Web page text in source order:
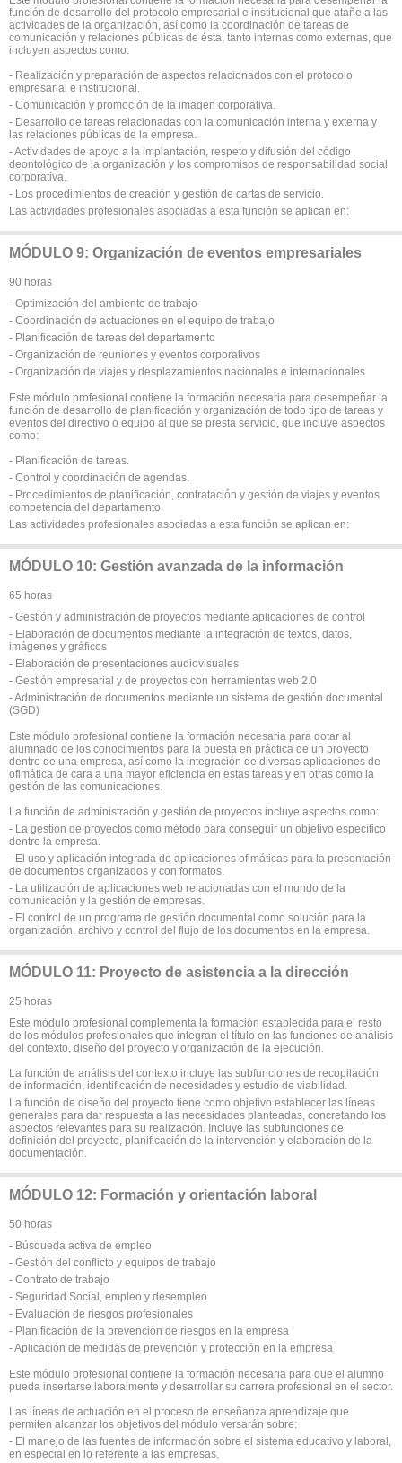
función de desarrollo del protocolo empresarial e institucional que atañe a las
actividades de la organización, así como la coordinación de tareas de
comunicación y relaciones públicas de ésta, tanto internas como externas, que
incluyen aspectos como:
- Realización y preparación de aspectos relacionados con el protocolo
empresarial e institucional.
- Comunicación y promoción de la imagen corporativa.
- Desarrollo de tareas relacionadas con la comunicación interna y externa y
las relaciones públicas de la empresa.
- Actividades de apoyo a la implantación, respeto y difusión del código
deontológico de la organización y los compromisos de responsabilidad social
corporativa.
- Los procedimientos de creación y gestión de cartas de servicio.
Las actividades profesionales asociadas a esta función se aplican en:
MÓDULO 9: Organización de eventos empresariales
90 horas
- Optimización del ambiente de trabajo
- Coordinación de actuaciones en el equipo de trabajo
- Planificación de tareas del departamento
- Organización de reuniones y eventos corporativos
- Organización de viajes y desplazamientos nacionales e internacionales
Este módulo profesional contiene la formación necesaria para desempeñar la
función de desarrollo de planificación y organización de todo tipo de tareas y
eventos del directivo o equipo al que se presta servicio, que incluye aspectos
como:
- Planificación de tareas.
- Control y coordinación de agendas.
- Procedimientos de planificación, contratación y gestión de viajes y eventos
competencia del departamento.
Las actividades profesionales asociadas a esta función se aplican en:
MÓDULO 10: Gestión avanzada de la información
65 horas
- Gestión y administración de proyectos mediante aplicaciones de control
- Elaboración de documentos mediante la integración de textos, datos,
imágenes y gráficos
- Elaboración de presentaciones audiovisuales
- Gestión empresarial y de proyectos con herramientas web 2.0
- Administración de documentos mediante un sistema de gestión documental
(SGD)
Este módulo profesional contiene la formación necesaria para dotar al
alumnado de los conocimientos para la puesta en práctica de un proyecto
dentro de una empresa, así como la integración de diversas aplicaciones de
ofimática de cara a una mayor eficiencia en estas tareas y en otras como la
gestión de las comunicaciones.
La función de administración y gestión de proyectos incluye aspectos como:
- La gestión de proyectos como método para conseguir un objetivo específico
dentro la empresa.
- El uso y aplicación integrada de aplicaciones ofimáticas para la presentación
de documentos organizados y con formatos.
- La utilización de aplicaciones web relacionadas con el mundo de la
comunicación y la gestión de empresas.
- El control de un programa de gestión documental como solución para la
organización, archivo y control del flujo de los documentos en la empresa.
MÓDULO 11: Proyecto de asistencia a la dirección
25 horas
Este módulo profesional complementa la formación establecida para el resto
de los módulos profesionales que integran el título en las funciones de análisis
del contexto, diseño del proyecto y organización de la ejecución.
La función de análisis del contexto incluye las subfunciones de recopilación
de información, identificación de necesidades y estudio de viabilidad.
La función de diseño del proyecto tiene como objetivo establecer las líneas
generales para dar respuesta a las necesidades planteadas, concretando los
aspectos relevantes para su realización. Incluye las subfunciones de
definición del proyecto, planificación de la intervención y elaboración de la
documentación.
MÓDULO 12: Formación y orientación laboral
50 horas
- Búsqueda activa de empleo
- Gestión del conflicto y equipos de trabajo
- Contrato de trabajo
- Seguridad Social, empleo y desempleo
- Evaluación de riesgos profesionales
- Planificación de la prevención de riesgos en la empresa
- Aplicación de medidas de prevención y protección en la empresa
Este módulo profesional contiene la formación necesaria para que el alumno
pueda insertarse laboralmente y desarrollar su carrera profesional en el sector.
Las líneas de actuación en el proceso de enseñanza aprendizaje que
permiten alcanzar los objetivos del módulo versarán sobre:
- El manejo de las fuentes de información sobre el sistema educativo y laboral,
en especial en lo referente a las empresas.